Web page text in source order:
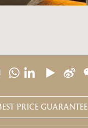
PRICE GUARANTEE